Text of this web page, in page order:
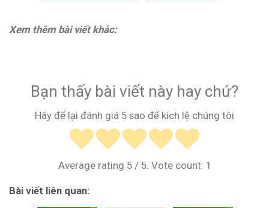
Xem thêm bài viết khác:
Bạn thấy bài viết này hay chứ?
Hãy để lại đánh giá 5 sao để kích lệ chúng tôi
Average rating 5/ 5. Vote count: 1
Bài viết liên quan: